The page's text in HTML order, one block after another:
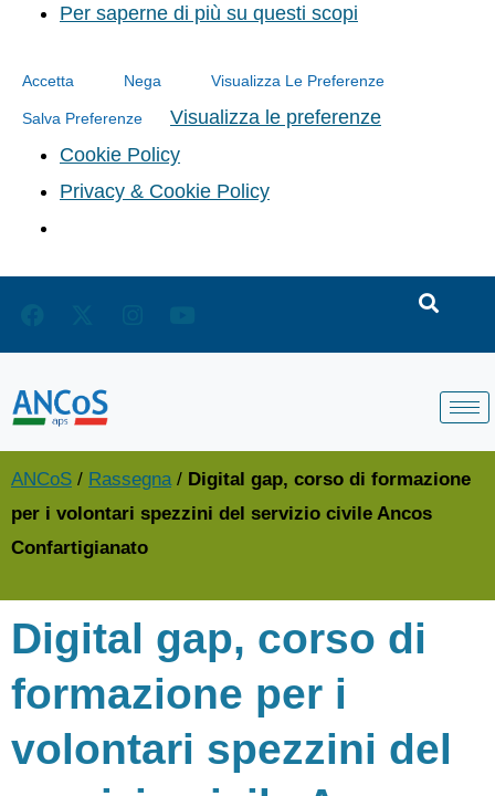
Per saperne di più su questi scopi
Accetta Nega Visualizza Le Preferenze
Salva Preferenze
Visualizza le preferenze
Cookie Policy
Privacy & Cookie Policy
ANCoS / Rassegna/ Digital gap, corso di formazione
per i volontari spezzini del servizio civile Ancos
Confartigianato
Digital gap, corso di
formazione per i
volontari spezzini del